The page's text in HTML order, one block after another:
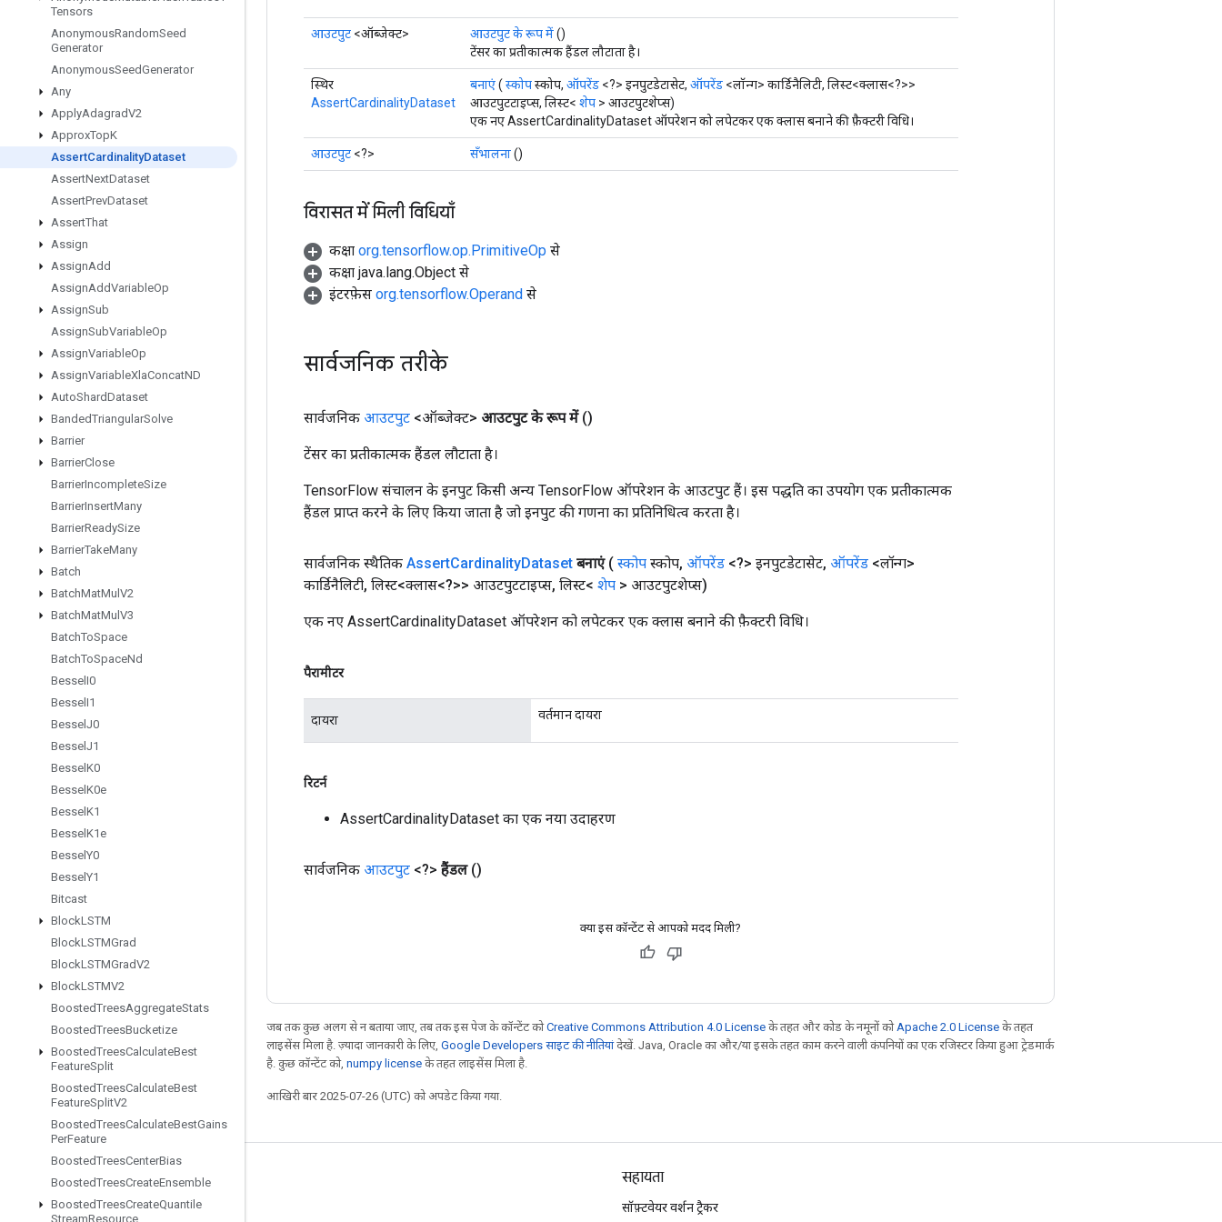
Tensors
AnonymousRandomSeed
Generator
AnonymousSeedGenerator
Any
ApplyAdagradV2
ApproxTopK
AssertCardinalityDataset
AssertNextDataset
AssertPrevDataset
AssertThat
Assign
AssignAdd
AssignAddVariableOp
AssignSub
AssignSubVariableOp
AssignVariableOp
AssignVariableXlaConcatND
AutoShardDataset
BandedTriangularSolve
Barrier
BarrierClose
BarrierIncompleteSize
BarrierInsertMany
BarrierReadySize
BarrierTakeMany
Batch
BatchMatMul V2
BatchMatMul V3
BatchToSpace
BatchToSpaceNd
Bessel I0
Bessel I1
Bessel J0
Bessel J1
Bessel K0
Bessel K0e
Bessel K1
Bessel K1e
Bessel Y0
Bessel Y1
Bitcast
BlockLSTM
BlockLSTMGrad
BlockLSTMGradV2
BlockLSTMV2
BoostedTreesAggregateStats
BoostedTreesBucketize
BoostedTreesCalculateBest
FeatureSplit
BoostedTreesCalculateBest
FeatureSplitV2
BoostedTreesCalculateBestGains
PerFeature
BoostedTreesCenterBias
BoostedTreesCreateEnsemble
BoostedTreesCreateQuantile
StreamResource
आउटपुट <ऑब्जेक्ट> आउटपुट के रूप में()
टेंसर का प्रतीकात्मक हैंडल लौटाता है।
स्थिर
AssertCardinalityDataset
बनाएं( स्कोपस्कोप, ऑपरेंड <?> इनपुटडेटासेट, ऑपरेंड <लॉन्ग> कार्डिनैलिटी, लिस्ट<क्लास<?>>
आउटपुटटाइप्स, लिस्ट< शेप > आउटपुटशेप्स)
एक नए AssertCardinalityDataset ऑपरेशन को लपेटकर एक क्लास बनाने की फ़ैक्टरी विधि।
आउटपुट <?> सँभालना()
विरासत में मिली विधियाँ
कक्षा org.tensorflow.op.PrimitiveOp से
कक्षा java.lang.Object से
इंटरफ़ेस org.tensorflow.Operand से
सार्वजनिक तरीके
सार्वजनिक आउटपुट <ऑब्जेक्ट> आउटपुट के रूप में ()
टेंसर का प्रतीकात्मक हैंडल लौटाता है।
TensorFlow संचालन के इनपुट किसी अन्य TensorFlow ऑपरेशन के आउटपुट हैं। इस पद्धति का उपयोग एक प्रतीकात्मक
हैंडल प्राप्त करने के लिए किया जाता है जो इनपुट की गणना का प्रतिनिधित्व करता है।
सार्वजनिक स्थैतिक AssertCardinalityDataset बनाएं ( स्कोप स्कोप, ऑपरेंड <?> इनपुटडेटासेट, ऑपरेंड <लॉन्ग>
कार्डिनैलिटी, लिस्ट<क्लास<?>> आउटपुटटाइप्स, लिस्ट< शेप > आउटपुटशेप्स)
एक नए AssertCardinalityDataset ऑपरेशन को लपेटकर एक क्लास बनाने की फ़ैक्टरी विधि।
पैरामीटर
दायरा वर्तमान दायरा
रिटर्न
AssertCardinalityDataset का एक नया उदाहरण
सार्वजनिक आउटपुट <?> हैंडल ()
क्या इस कॉन्टेंट से आपको मदद मिली?
जब तक कुछ अलग से न बताया जाए, तब तक इस पेज के कॉन्टेंट कोCreative Commons Attribution 4.0 License के तहत और कोड के नमूनों को Apache 2.0 License के तहत
लाइसेंस मिला है. ज़्यादा जानकारी के लिए, Google Developers साइट की नीतियांदेखें. Java, Oracle का और/या इसके तहत काम करने वाली कंपनियों का एक रजिस्टर किया हुआ ट्रेडमार्क
है. कुछ कॉन्टेंट को, numpy license के तहत लाइसेंस मिला है.
आखिरी बार 2025-07-26 (UTC) को अपडेट किया गया.
जुड़े रहें
ब्लॉग
सहायता
सॉफ़्टवेयर वर्शन ट्रैकर